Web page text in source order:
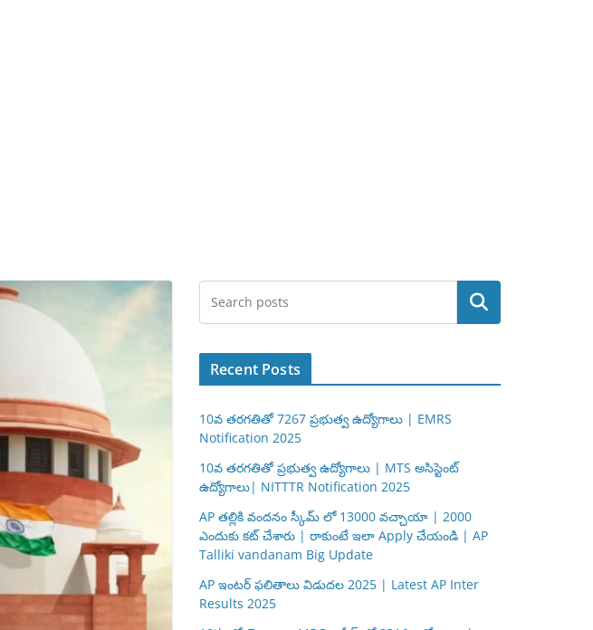
Search
Recent Posts
10వ తరగతితో 7267 ప్రభుత్వ ఉద్యోగాలు | EMRS
Notification 2025
10వ తరగతితో ప్రభుత్వ ఉద్యోగాలు | MTS అసిస్టెంట్
ఉద్యోగాలు| NITTTR Notification 2025
AP తల్లికి వందనం స్కీమ్ లో 13000 వచ్చాయా | 2000
ఎందుకు కట్ చేశారు | రాకుంటే ఇలా Apply చేయండి | AP
Talliki vandanam Big Update
AP ఇంటర్ ఫలితాలు విడుదల 2025 | Latest AP Inter
Results 2025